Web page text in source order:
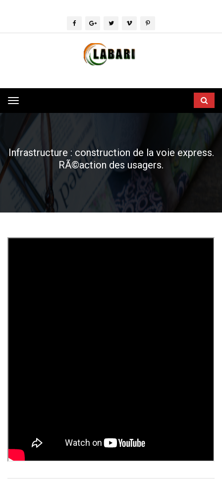
Toggle
navigation
Infrastructure : construction de la voie express.
RÃ©action des usagers.